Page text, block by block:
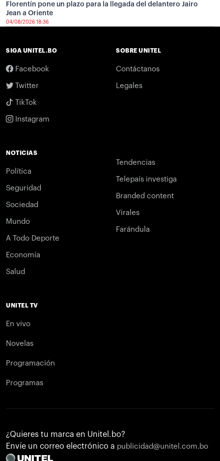
Florentín pone un plazo para la llegada del delantero Jairo
Jean a Oriente
04/08/2026 18:36
SIGA UNITEL.BO
Facebook
Twitter
TikTok
Instagram
SOBRE UNITEL
Contáctanos
Legales
NOTICIAS
Política
Seguridad
Sociedad
Mundo
A Todo Deporte
Economía
Salud
Tendencias
Telepaís investiga
Branded content
Virales
Farándula
UNITEL TV
En vivo
Novelas
Programación
Programas
¿Quieres tu marca en Unitel.bo?
Envíe un correo electrónico a publicidad@unitel.com.bo